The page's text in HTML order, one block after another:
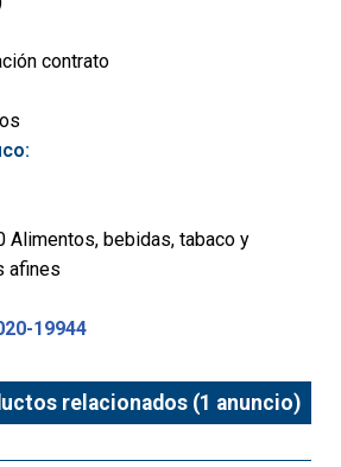
contrato
Alimentos, bebidas, tabaco y
afines
19944
relacionados (1 anuncio)